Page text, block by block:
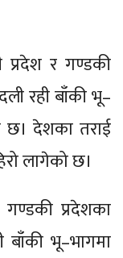
प्रदेश र गण्डकी
रही बाँकी भू–
देशका तराई
लागेको छ।
प्रदेशका
भू–भागमा